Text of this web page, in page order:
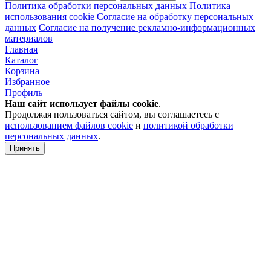
Политика обработки персональных данных Политика
использования cookie Согласие на обработку персональных
данных Согласие на получение рекламно-информационных
материалов
Главная
Каталог
Корзина
Избранное
Профиль
Наш сайт использует файлы cookie.
Продолжая пользоваться сайтом, вы соглашаетесь с
использованием файлов cookie и политикой обработки
персональных данных.
Принять